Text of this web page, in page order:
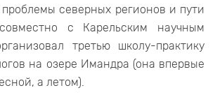
проблемы северных регионов и пути
с Карельским научным
третью школу-практику
на озере Имандра (она впервые
а летом).